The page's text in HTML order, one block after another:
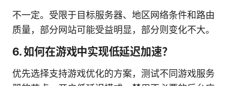
不一定。受限于目标服务器、地区网络条件和路由
质量，部分网站可能受益明显，部分则变化不大。
6. 如何在游戏中实现低延迟加速？
优先选择支持游戏优化的方案，测试不同游戏服务